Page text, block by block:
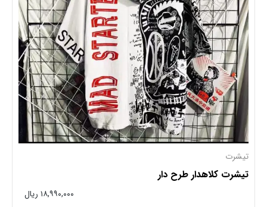
تیشرت
تیشرت کلاهدار طرح دار
۱۸,۹۹۰,۰۰۰ ریال